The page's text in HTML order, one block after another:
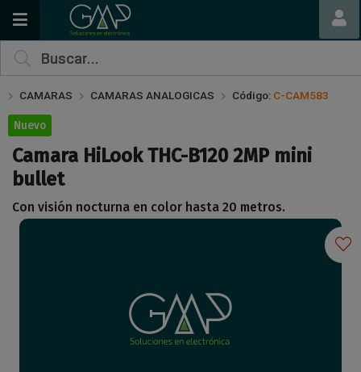
Compartir por email
CAMARAS CAMARAS ANALOGICAS Código: C-CAM583
Nuevo
Camara HiLook THC-B120 2MP mini
bullet
Con visión nocturna en color hasta 20 metros.